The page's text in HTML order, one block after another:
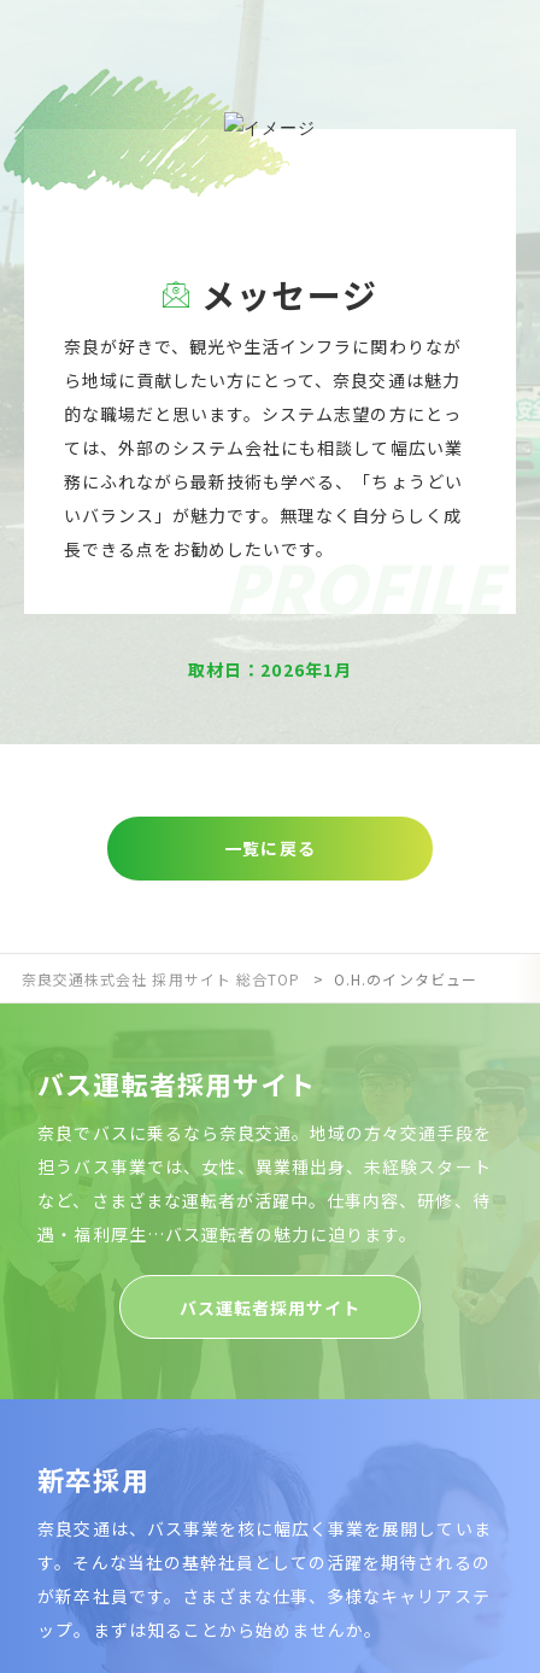
メッセージ
奈良が好きで、観光や生活インフラに関わりなが
ら地域に貢献したい方にとって、奈良交通は魅力
的な職場だと思います。システム志望の方にとっ
ては、外部のシステム会社にも相談して幅広い業
務にふれながら最新技術も学べる、「ちょうどい
いバランス」が魅力です。無理なく自分らしく成
長できる点をお勧めしたいです。
取材日：2026年1月
一覧に戻る
奈良交通株式会社 採用サイト 総合TOP O.H.のインタビュー
バス運転者採用サイ ト
奈良でバスに乗るなら奈良交通。地域の方々交通手段を
担うバス事業では、女性、異業種出身、未経験スタート
など、さまざまな運転者が活躍中。仕事内容、研修、待
遇・福利厚生…バス運転者の魅力に迫ります。
バス運転者採用サイト
新卒採用
奈良交通は、バス事業を核に幅広く事業を展開していま
す。そんな当社の基幹社員としての活躍を期待されるの
が新卒社員です。さまざまな仕事、多様なキャリアステ
ップ。まずは知ることから始めませんか。